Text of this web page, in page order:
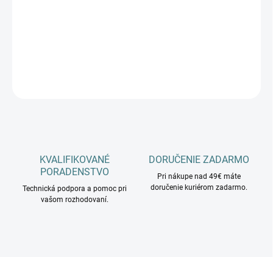
KVALIFIKOVANÉ
PORADENSTVO
Technická podpora a pomoc pri
vašom rozhodovaní.
DORUČENIE ZADARMO
Pri nákupe nad 49€ máte
doručenie kuriérom zadarmo.